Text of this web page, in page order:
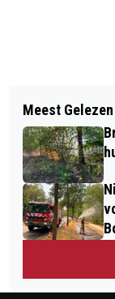
“HERT
BLERICK
IEDER
Meest Gelezen